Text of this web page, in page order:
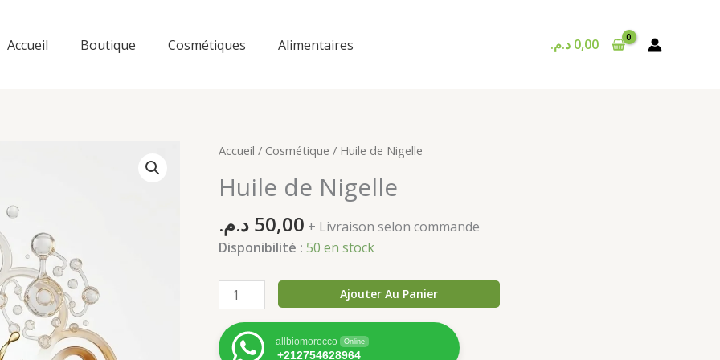
Accueil Boutique Cosmétiques Alimentaires 0,00 د.م.
Accueil / Cosmétique / Huile de Nigelle
Huile de Nigelle
50,00 د.م.
+ Livraison selon commande
Disponibilité : 50 en stock
quantité
de
Huile
de
Ajouter Au Panier
allbiomorocco Online
+212754628964